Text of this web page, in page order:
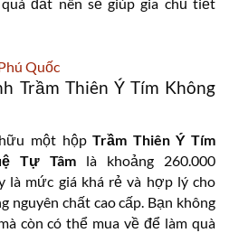
Quốc
Trầm Thiên Ý Tím Không
một hộpTrầm Thiên Ý Tím
Tự Tâm là khoảng 260.000
là mức giá khá rẻ và hợp lý cho
nguyên chất cao cấp. Bạn không
còn có thể mua về để làm quà